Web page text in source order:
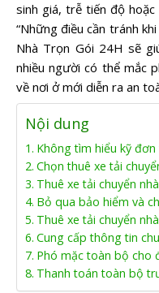
sinh giá, trễ tiến độ
“Những điều cần tránh
Nhà Trọn Gói 24H sẽ
nhiều người có thể mắc
về nơi ở mới diễn ra an
Nội dung
Không tìm hiểu kỹ
Chọn thuê xe tải
Thuê xe tải chuyển
Bỏ qua bảo hiểm và
Thuê xe tải chuyển
Cung cấp thông tin
Phó mặc toàn bộ cho
Thanh toán toàn bộ